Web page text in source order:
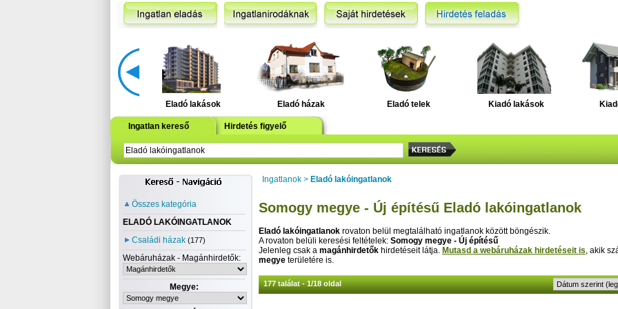
Eladó lakások Eladó házak Eladó telek Kiadó lakások
Ingatlan kereső Hirdetés figyelő
Összes kategória
ELADÓ LAKÓINGATLANOK
Családi házak (177)
Webáruházak - Magánhirdetők:
Megye:
Ingatlanok > Eladó lakóingatlanok
Somogy megye - Új építésű Eladó lakóingatlanok
Eladó lakóingatlanok rovaton belül megtalálható ingatlanok között böngészik.
A rovaton belüli keresési feltételek: Somogy megye - Új építésű
Jelenleg csak a magánhirdetők hirdetéseit látja. Mutasd a webáruházak hirdetéseit is, akik
megye területére is.
177 találat - 1/18 oldal